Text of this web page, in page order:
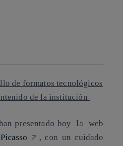
de formatos tecnológicos
de la institución
presentado hoy la web
, con un cuidado